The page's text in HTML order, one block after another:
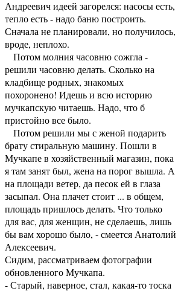
Андреевич идеей загорелся: насосы есть,
тепло есть - надо баню построить.
Сначала не планировали, но получилось,
вроде, неплохо.
Потом молния часовню сожгла -
решили часовню делать. Сколько на
кладбище родных, знакомых
похоронено! Идешь и всю историю
мучкапскую читаешь. Надо, что б
пристойно все было.
Потом решили мы с женой подарить
брату стиральную машину. Пошли в
Мучкапе в хозяйственный магазин, пока
я там занят был, жена на порог вышла. А
на площади ветер, да песок ей в глаза
засыпал. Она плачет стоит ... в общем,
площадь пришлось делать. Что только
для вас, для женщин, не сделаешь, лишь
бы вам хорошо было, - смеется Анатолий
Алексеевич.
Сидим, рассматриваем фотографии
обновленного Мучкапа.
- Старый, наверное, стал, какая-то тоска